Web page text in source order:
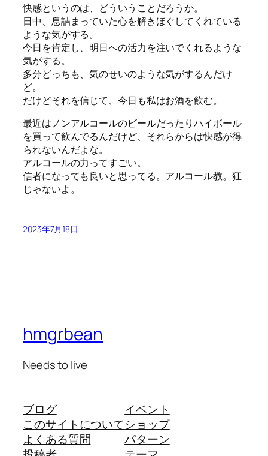
快感というのは、どういうことだろうか。
日中、息詰まっていた心を解きほぐしてくれている
ような気がする。
今日を肯定し、明日への活力を注いでくれるような
気がする。
多分どっちも、気のせいのような気がするんだけ
ど。
だけどそれを信じて、今日も私はお酒を飲む。
最近はノンアルコールのビールだったりハイボール
を買って飲んでるんだけど、それらからは快感が得
られないんだよな。
アルコールの力ってすごい。
信者になっても良いと思ってる。アルコール教。狂
じゃないよ。
2023年7月18日
hmgrbean
Needs to live
ブログ
このサイトについて
よくある質問
イベント
ショップ
パターン